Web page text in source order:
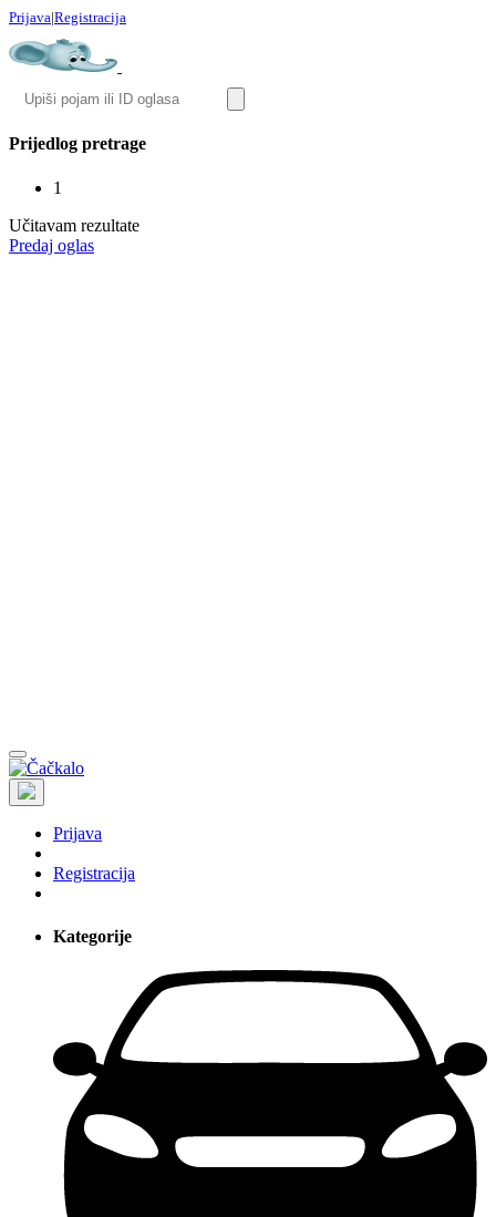
Prijava|Registracija
Prijedlog pretrage
1
Učitavam rezultate
Predaj oglas
Prijava
Registracija
Kategorije